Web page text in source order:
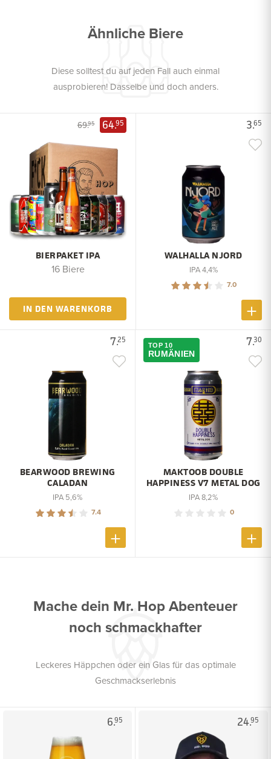
Ähnliche Biere
Diese solltest du auf jeden Fall auch einmal
ausprobieren! Dasselbe und doch anders.
69.95 64.95
BIERPAKET IPA
16 Biere
IN DEN WARENKORB
3.65
WALHALLA NJORD
IPA 4,4%
7.0
7.25
BEARWOOD BREWING
CALADAN
IPA 5,6%
7.4
7.30
TOP 10
RUMÄNIEN
MAKTOOB DOUBLE
HAPPINESS V7 METAL DOG
IPA 8,2%
0
Mache dein Mr. Hop Abenteuer
noch schmackhafter
Leckeres Häppchen oder ein Glas für das optimale
Geschmackserlebnis
6.95 24.95